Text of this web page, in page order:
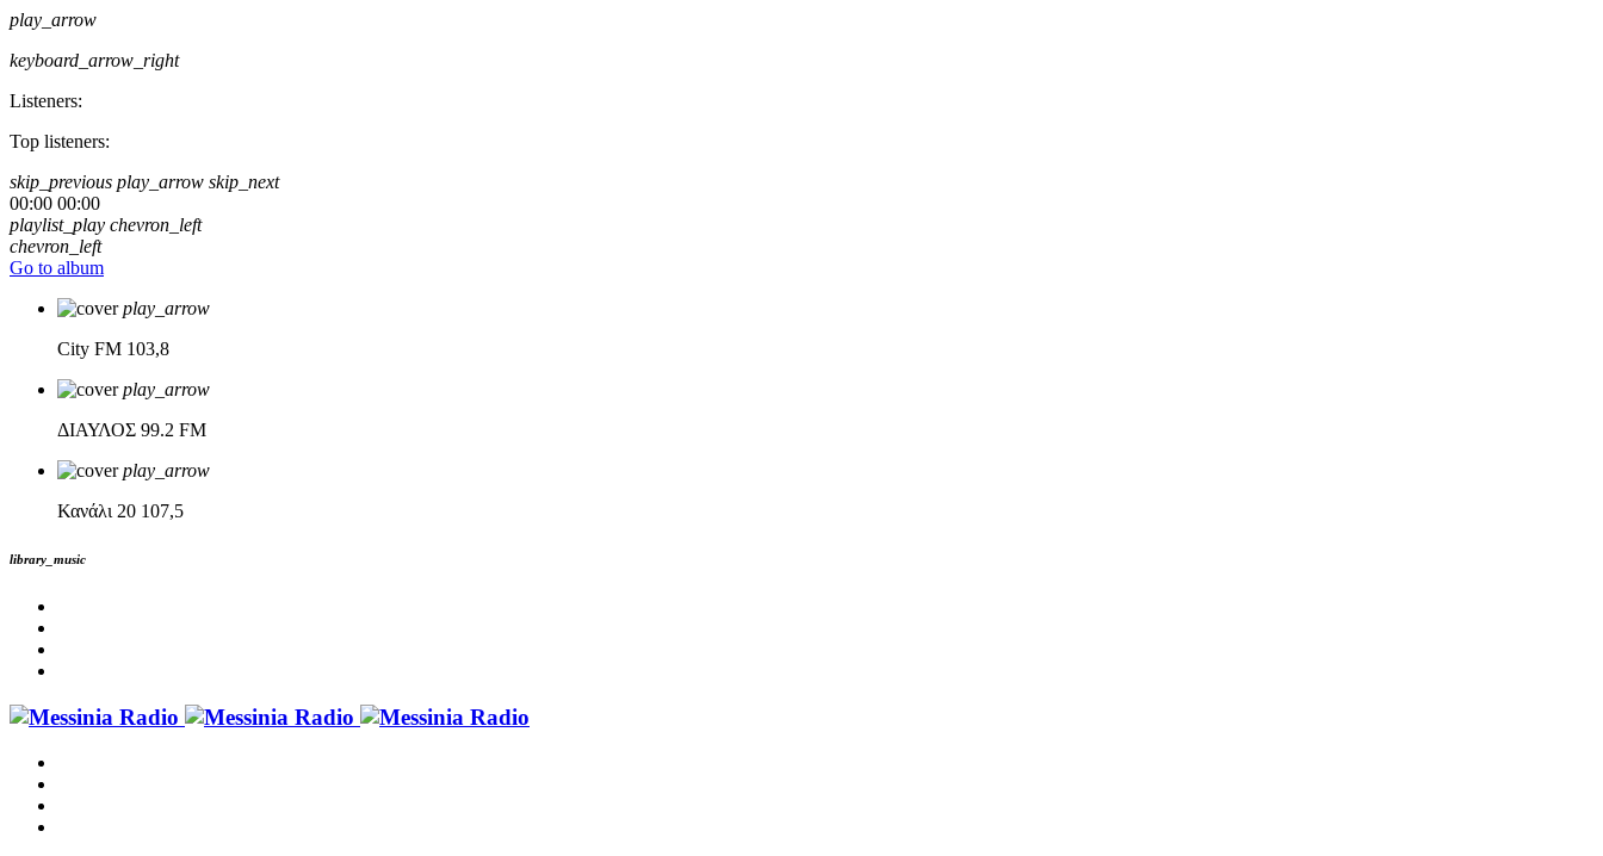
play_arrow
keyboard_arrow_right
Listeners:
Top listeners:
skip_previous play_arrow skip_next
00:00 00:00
playlist_play chevron_left
chevron_left
Go to album
play_arrow
City FM 103,8
play_arrow
ΔΙΑΥΛΟΣ 99.2 FM
play_arrow
Κανάλι 20 107,5
library_music